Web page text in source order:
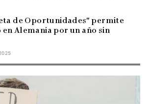
de Oportunidades" permite
Alemania por un año sin